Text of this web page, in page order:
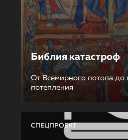
Библия катастроф
От Всемирного потопа до
потепления
СПЕЦПРОЕКТ